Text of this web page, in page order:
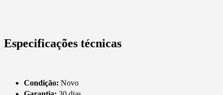
Especificações técnicas
Condição: Novo